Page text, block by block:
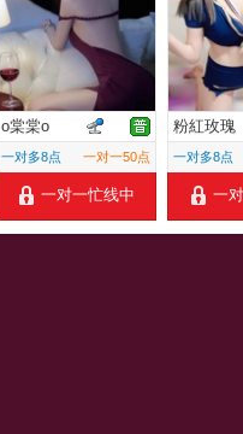
o棠棠o
一对多8点 一对一50点
一对一忙线中
粉紅玫瑰
一对多8点
一